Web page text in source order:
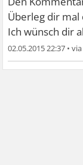
Überleg dir mal
Ich wünsch dir
02.05.2015 22:37 •